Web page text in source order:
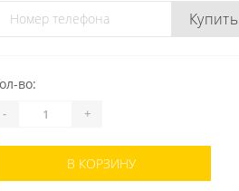
Купить
во:
- +
В КОРЗИНУ